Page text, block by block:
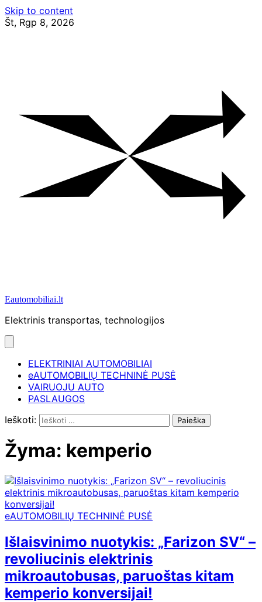
Skip to content
Št, Rgp 8, 2026
Eautomobiliai.lt
Elektrinis transportas, technologijos
ELEKTRINIAI AUTOMOBILIAI
eAUTOMOBILIŲ TECHNINĖ PUSĖ
VAIRUOJU AUTO
PASLAUGOS
Ieškoti:
Žyma: kemperio
eAUTOMOBILIŲ TECHNINĖ PUSĖ
Išlaisvinimo nuotykis: „Farizon SV“ –
revoliucinis elektrinis
mikroautobusas, paruoštas kitam
kemperio konversijai!